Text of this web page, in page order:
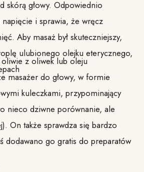
skórą głowy. Odpowiednio
i sprawia, że wręcz
Aby masaż był skuteczniejszy,
ulubionego olejku eterycznego,
z oliwek lub oleju
masażer do głowy, w formie
kuleczkami, przypominający
nieco dziwne porównanie, ale
On także sprawdza się bardzo
dodawano go gratis do preparatów